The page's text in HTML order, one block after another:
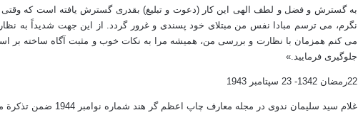
به گسترش و فضل و لطف الهی این کار (دعوت و تبلیغ) بقدری گسترش یافته است که
نگرم، می ترسم مبادا نفس من مبتلای خود پسندی و غرور گردد. از این جهت شدیداً به
می کنم همزمان با نظارت و بررسی من، همیشه مرا به نکات خوب و مثبت آگاه ساخته بر
جلوگیری فرمایید.»
22رمضان 1342- 23 سپتامبر 1943
غلام سید سلیمان ندوی در مجله معارف چاپ اعظم گر هند شماره نوامبر 1944 ضمن تذکرة